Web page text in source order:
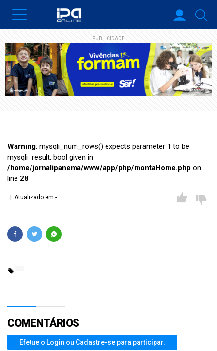
PUBLICIDADE
Warning: mysqli_num_rows() expects parameter 1 to be
mysqli_result, bool given in
/home/jornalipanema/www/app/php/montaHome.php on
line 28
| Atualizado em -
COMENTÁRIOS
Efetue o Login ou Cadastre-se para participar.